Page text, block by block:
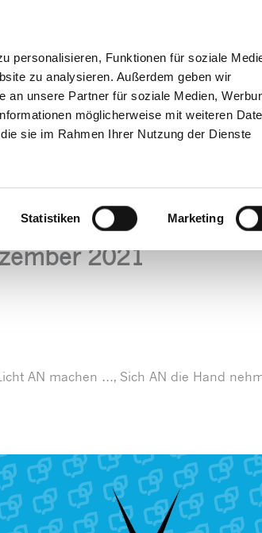
personalisieren, Funktionen für soziale
zu analysieren. Außerdem geben wir
an unsere Partner für soziale Medien,
möglicherweise mit weiteren
sie im Rahmen Ihrer Nutzung der Dienste
Statistiken Marketing
Downloads Service Praxistipps
2021
AN machen …, Sich AN die Hand